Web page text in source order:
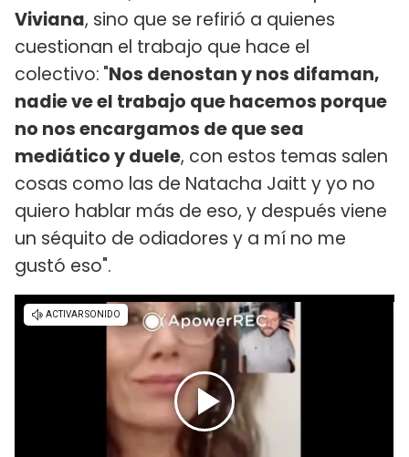
Viviana, sino que se refirió a quienes
cuestionan el trabajo que hace el
colectivo: "Nos denostan y nos difaman,
nadie ve el trabajo que hacemos porque
no nos encargamos de que sea
mediático y duele, con estos temas salen
cosas como las de Natacha Jaitt y yo no
quiero hablar más de eso, y después viene
un séquito de odiadores y a mí no me
gustó eso".